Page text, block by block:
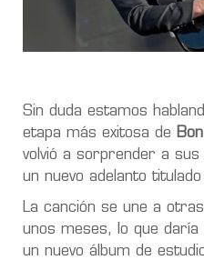
Sin duda estamos
etapa más exitosa de
volvió a sorprender a
un nuevo adelanto titulado
La canción se une a
unos meses, lo que daría
un nuevo álbum de